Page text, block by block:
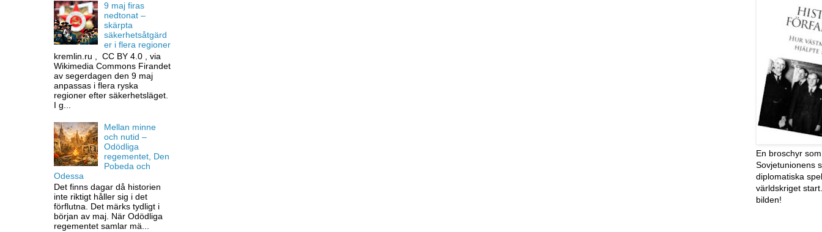
9 maj firas
nedtonat –
skärpta
säkerhetsåtgärd
er i flera regioner
kremlin.ru , CC BY 4.0 , via
Wikimedia Commons Firandet
av segerdagen den 9 maj
anpassas i flera ryska
regioner efter säkerhetsläget.
I g...
Mellan minne
och nutid –
Odödliga
regementet, Den
Pobeda och
Odessa
Det finns dagar då historien
inte riktigt håller sig i det
förflutna. Det märks tydligt i
början av maj. När Odödliga
regementet samlar mä...
En broschyr
Sovjetunionens
diplomatiska
världskriget
bilden!